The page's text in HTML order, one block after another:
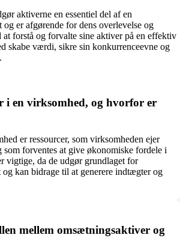
aktiverne en essentiel del af en
er afgørende for dens overlevelse og
at forstå og forvalte sine aktiver på en effektiv
skabe værdi, sikre sin konkurrenceevne og
i en virksomhed, og hvorfor er
er ressourcer, som virksomheden ejer
som forventes at give økonomiske fordele i
vigtige, da de udgør grundlaget for
kan bidrage til at generere indtægter og
mellem omsætningsaktiver og